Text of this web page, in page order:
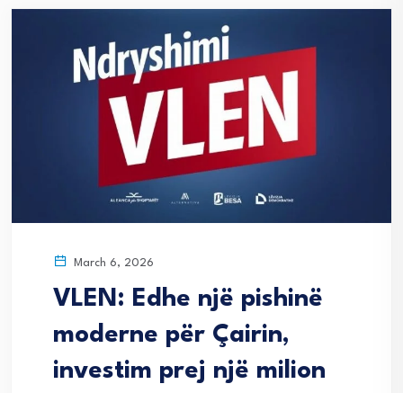
March 6, 2026
VLEN: Edhe një pishinë
moderne për Çairin,
investim prej një milion